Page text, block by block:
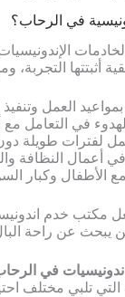
في الرحاب؟
أثبتتها التجربة،
بمواعيد العمل
في التعامل مع
لفترات طويلة
في أعمال النظافة
الأطفال وكبار
مكتب خدم
عن راحة
في
تلبي مختلف